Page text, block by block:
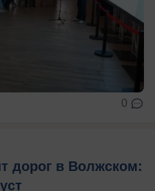
0
дорог в Волжском: